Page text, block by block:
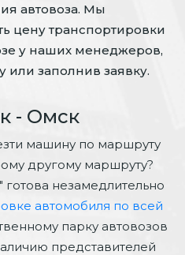
автовоза. Мы
цену транспортировки
у наших менеджеров,
или заполнив заявку.
- Омск
машину по маршруту
другому маршруту?
незамедлительно
автомобиля по всей
парку автовозов
представителей